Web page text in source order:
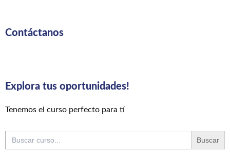
Contáctanos
Explora tus oportunidades!
Tenemos el curso perfecto para tí
Buscar: